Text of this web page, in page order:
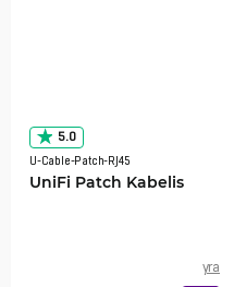
5.0
U-Cable-Patch-RJ45
UniFi Patch Kabelis
yra